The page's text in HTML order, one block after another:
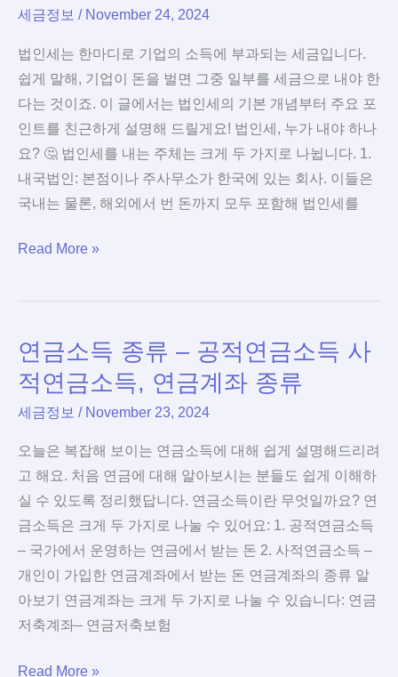
가
산
세
부
과・
비
과
세
제
불
익
세금정보 / November 24, 2024
법인세는 한마디로 기업의 소득에 부과되는 세금입니다.
쉽게 말해, 기업이 돈을 벌면 그중 일부를 세금으로 내야 한
다는 것이죠. 이 글에서는 법인세의 기본 개념부터 주요 포
인트를 친근하게 설명해 드릴게요! 법인세, 누가 내야 하나
요? 🤔 법인세를 내는 주체는 크게 두 가지로 나뉩니다. 1.
내국법인: 본점이나 주사무소가 한국에 있는 회사. 이들은
국내는 물론, 해외에서 번 돈까지 모두 포함해 법인세를
법
세
의
및
상
–
영
리
법
인
비
영
리
인
Read More »
연금소득 종류 – 공적연금소득 사
적연금소득, 연금계좌 종류
세금정보 / November 23, 2024
오늘은 복잡해 보이는 연금소득에 대해 쉽게 설명해드리려
고 해요. 처음 연금에 대해 알아보시는 분들도 쉽게 이해하
실 수 있도록 정리했답니다. 연금소득이란 무엇일까요? 연
금소득은 크게 두 가지로 나눌 수 있어요: 1. 공적연금소득
– 국가에서 운영하는 연금에서 받는 돈 2. 사적연금소득 –
개인이 가입한 연금계좌에서 받는 돈 연금계좌의 종류 알
아보기 연금계좌는 크게 두 가지로 나눌 수 있습니다: 연금
저축계좌– 연금저축보험
연
Read More »